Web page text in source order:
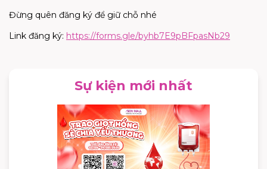
Đừng quên đăng ký để giữ chỗ nhé
Link đăng ký: https://forms.gle/byhb7E9pBFpasNb29
Sự kiện mới nhất